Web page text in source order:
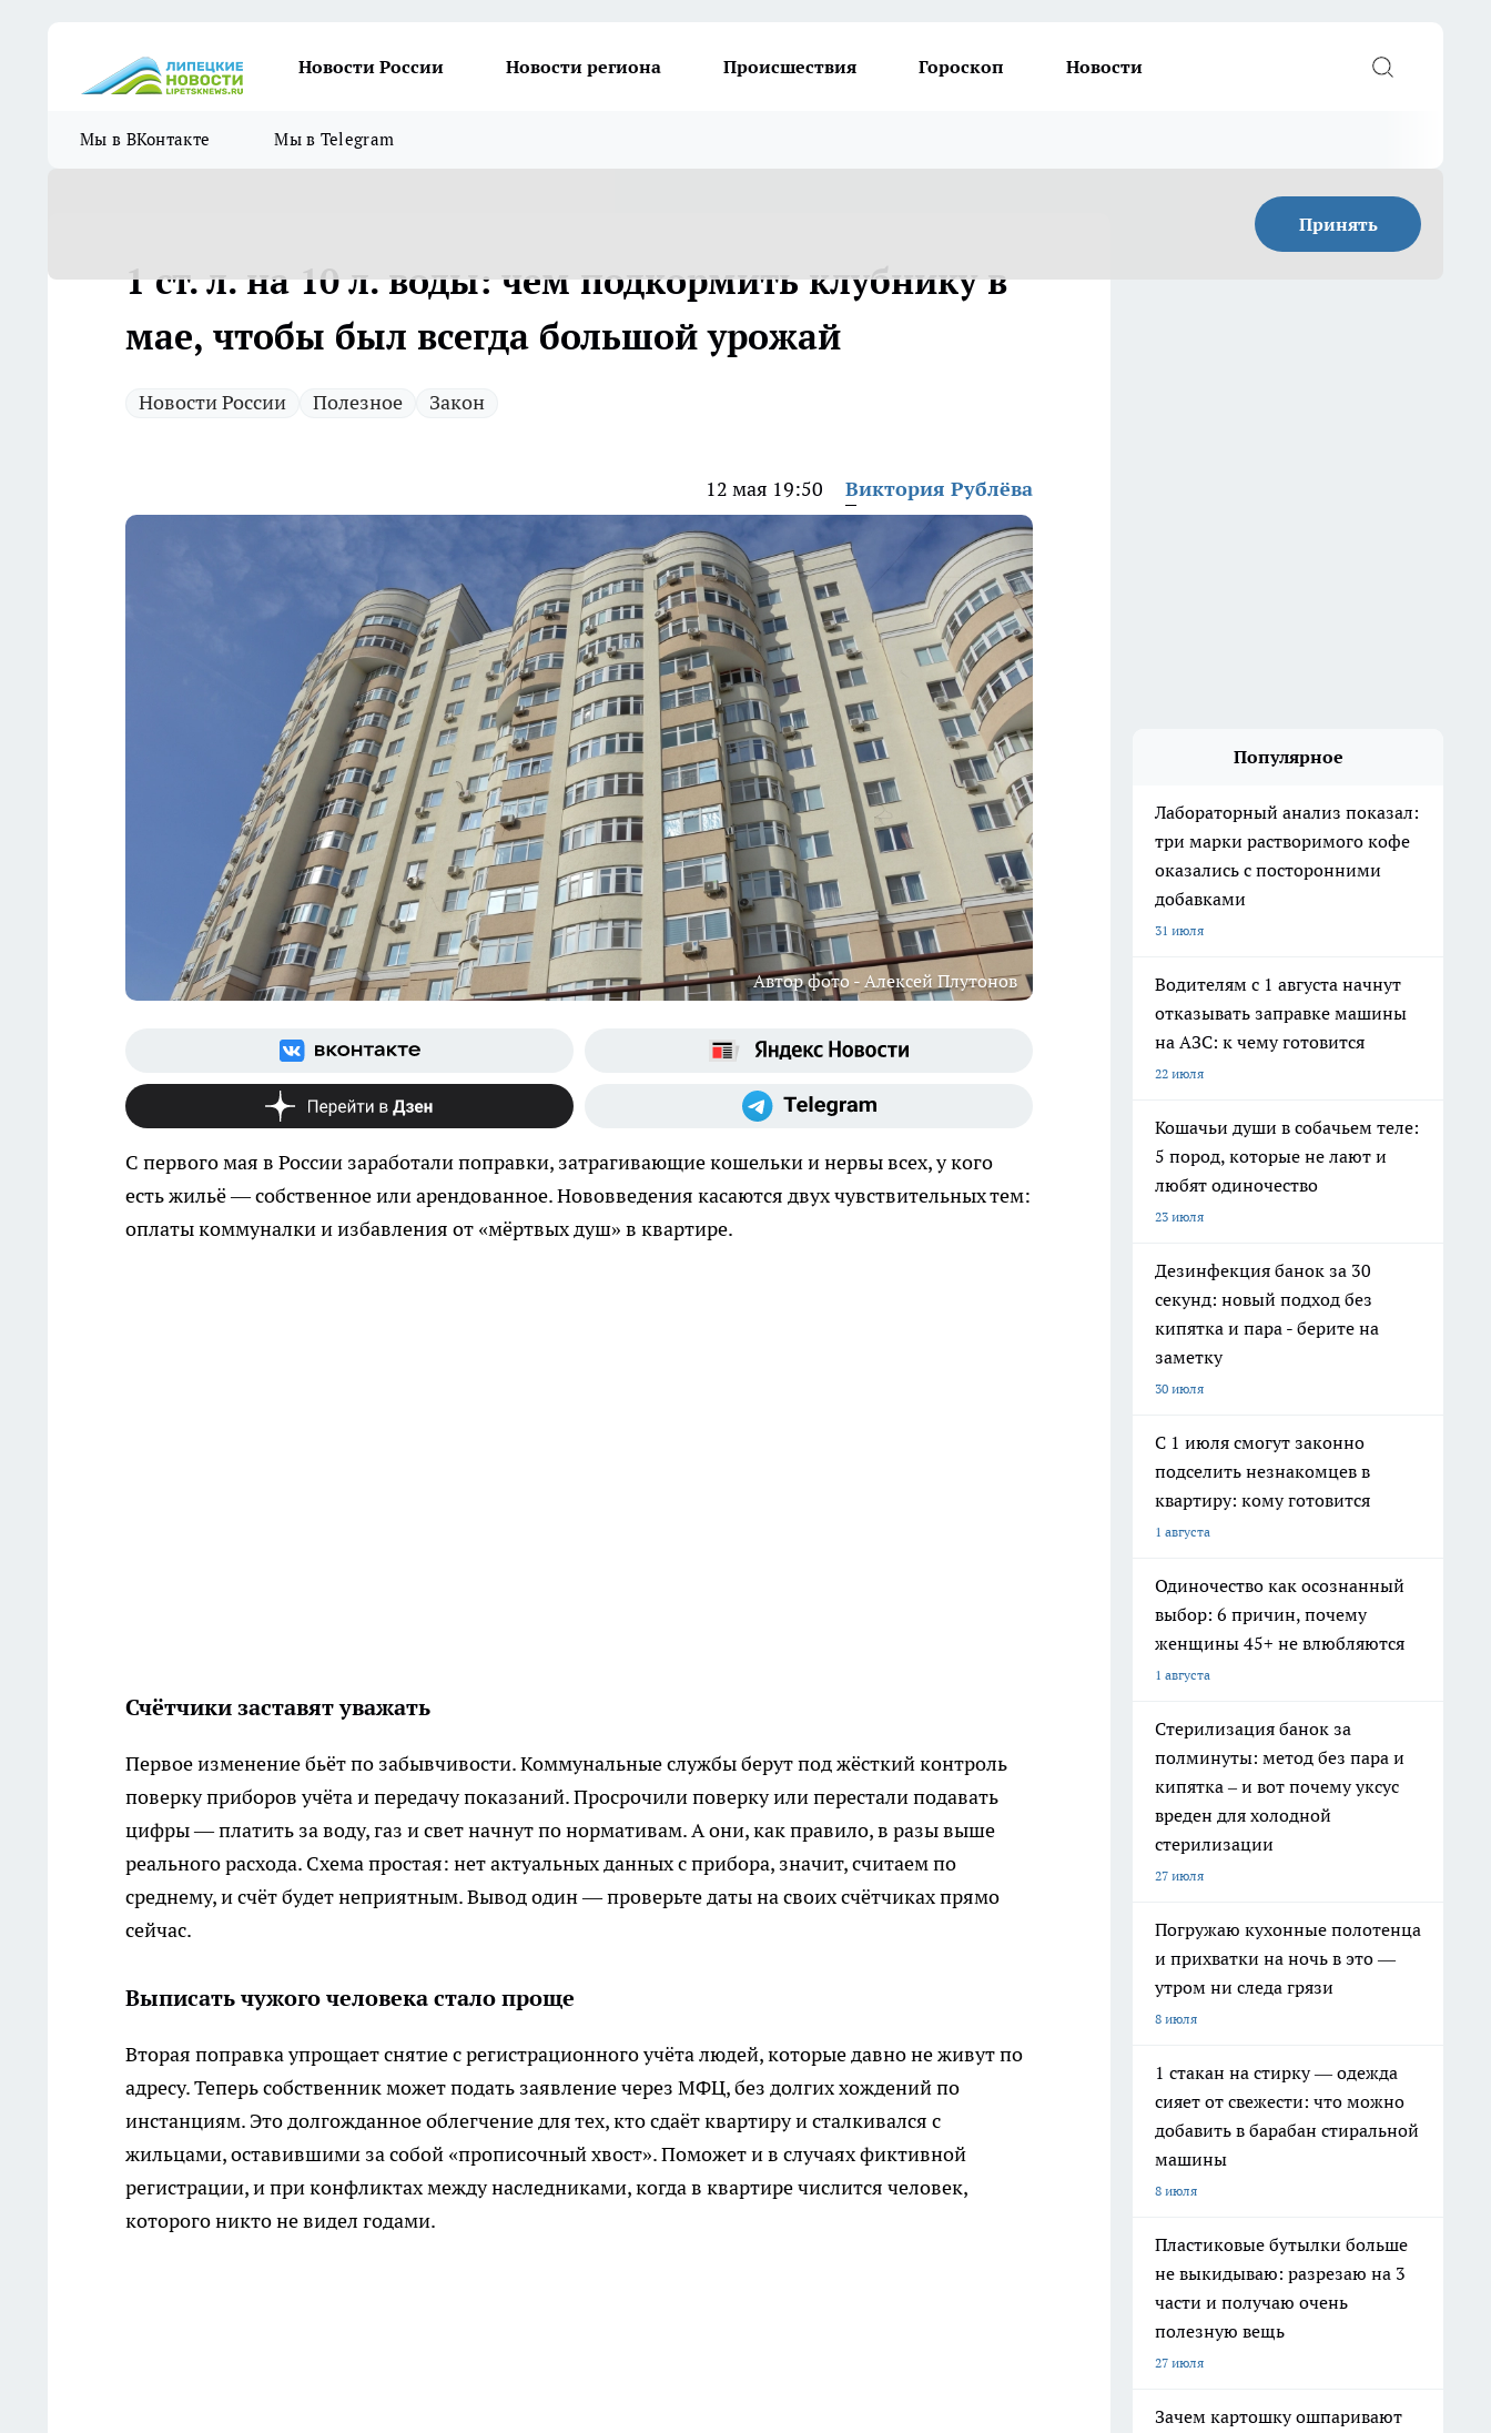
Новости России Новости региона Происшествия Гороскоп Новости
Мы в ВКонтакте Мы в Telegram
Принять
1 ст. л. на 10 л. воды: чем подкормить клубнику в
мае, чтобы был всегда большой урожай
Новости России Полезное Закон
12 мая 19:50 Виктория Рублёва
Автор фото - Алексей Плутонов
С первого мая в России заработали поправки, затрагивающие кошельки и нервы всех, у кого
есть жильё — собственное или арендованное. Нововведения касаются двух чувствительных тем:
оплаты коммуналки и избавления от «мёртвых душ» в квартире.
Счётчики заставят уважать
Первое изменение бьёт по забывчивости. Коммунальные службы берут под жёсткий контроль
поверку приборов учёта и передачу показаний. Просрочили поверку или перестали подавать
цифры — платить за воду, газ и свет начнут по нормативам. А они, как правило, в разы выше
реального расхода. Схема простая: нет актуальных данных с прибора, значит, считаем по
среднему, и счёт будет неприятным. Вывод один — проверьте даты на своих счётчиках прямо
сейчас.
Выписать чужого человека стало проще
Вторая поправка упрощает снятие с регистрационного учёта людей, которые давно не живут по
адресу. Теперь собственник может подать заявление через МФЦ, без долгих хождений по
инстанциям. Это долгожданное облегчение для тех, кто сдаёт квартиру и сталкивался с
жильцами, оставившими за собой «прописочный хвост». Поможет и в случаях фиктивной
регистрации, и при конфликтах между наследниками, когда в квартире числится человек,
которого никто не видел годами.
Популярное
Лабораторный анализ показал:
три марки растворимого кофе
оказались с посторонними
добавками
31 июля
Водителям с 1 августа начнут
отказывать заправке машины
на АЗС: к чему готовится
22 июля
Кошачьи души в собачьем теле:
5 пород, которые не лают и
любят одиночество
23 июля
Дезинфекция банок за 30
секунд: новый подход без
кипятка и пара - берите на
заметку
30 июля
С 1 июля смогут законно
подселить незнакомцев в
квартиру: кому готовится
1 августа
Одиночество как осознанный
выбор: 6 причин, почему
женщины 45+ не влюбляются
1 августа
Стерилизация банок за
полминуты: метод без пара и
кипятка – и вот почему уксус
вреден для холодной
стерилизации
27 июля
Погружаю кухонные полотенца
и прихватки на ночь в это —
утром ни следа грязи
8 июля
1 стакан на стирку — одежда
сияет от свежести: что можно
добавить в барабан стиральной
машины
8 июля
Пластиковые бутылки больше
не выкидываю: разрезаю на 3
части и получаю очень
полезную вещь
27 июля
Зачем картошку ошпаривают